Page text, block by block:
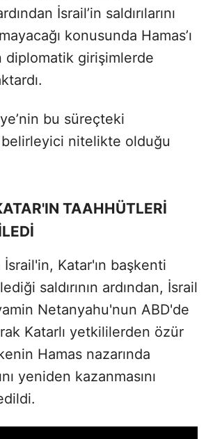
İsrail’in saldırılarını
konusunda Hamas’ı
diplomatik girişimlerde
bu süreçteki
nitelikte olduğu
TAAHHÜTLERİ
İsrail'in, Katar'ın başkenti
saldırının ardından, İsrail
Netanyahu'nun ABD'de
Katarlı yetkililerden özür
Hamas nazarında
yeniden kazanmasını